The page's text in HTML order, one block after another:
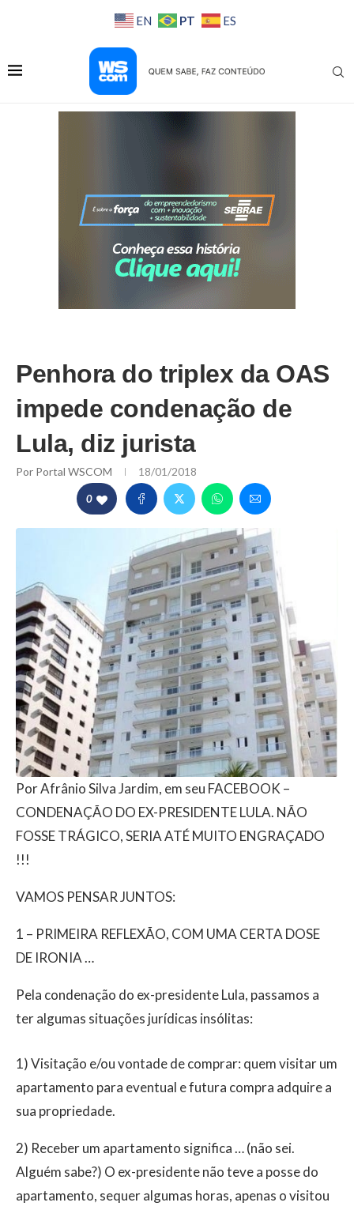
EN PT ES
Penhora do triplex da OAS
impede condenação de
Lula, diz jurista
Por Portal WSCOM 18/01/2018
0
Por Afrânio Silva Jardim, em seu FACEBOOK –
CONDENAÇÃO DO EX-PRESIDENTE LULA. NÃO
FOSSE TRÁGICO, SERIA ATÉ MUITO ENGRAÇADO
!!!
VAMOS PENSAR JUNTOS:
1 – PRIMEIRA REFLEXÃO, COM UMA CERTA DOSE
DE IRONIA …
Pela condenação do ex-presidente Lula, passamos a
ter algumas situações jurídicas insólitas:
1) Visitação e/ou vontade de comprar: quem visitar um
apartamento para eventual e futura compra adquire a
sua propriedade.
2) Receber um apartamento significa … (não sei.
Alguém sabe?) O ex-presidente não teve a posse do
apartamento, sequer algumas horas, apenas o visitou